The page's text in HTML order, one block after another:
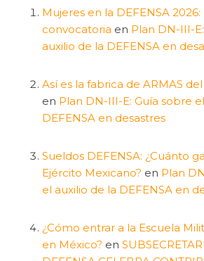
Mujeres en la DEFENSA 2026:
convocatoria en Plan DN-III-
auxilio de la DEFENSA en
Así es la fabrica de ARMAS
en Plan DN-III-E: Guía sobre
DEFENSA en desastres
Sueldos DEFENSA: ¿Cuánto
Ejército Mexicano? en Plan
el auxilio de la DEFENSA en
¿Cómo entrar a la Escuela
en México? en